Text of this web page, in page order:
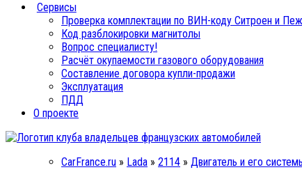
Сервисы
Проверка комплектации по ВИН-коду Ситроен и
Код разблокировки магнитолы
Вопрос специалисту!
Расчёт окупаемости газового оборудования
Составление договора купли-продажи
Эксплуатация
ПДД
О проекте
CarFrance.ru » Lada » 2114 » Двигатель и его